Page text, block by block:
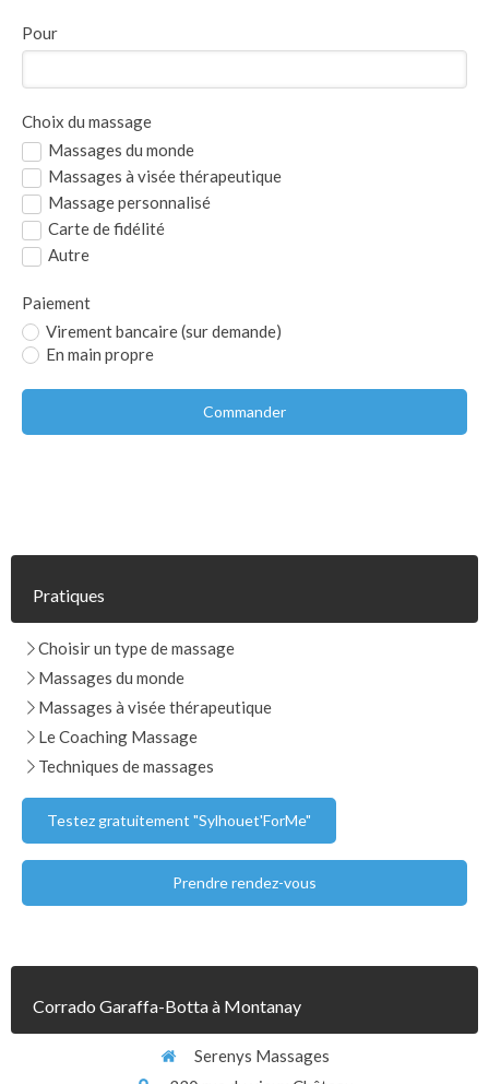
Pour
Choix du massage
Massages du monde
Massages à visée thérapeutique
Massage personnalisé
Carte de fidélité
Autre
Paiement
Virement bancaire (sur demande)
En main propre
Commander
Pratiques
Choisir un type de massage
Massages du monde
Massages à visée thérapeutique
Le Coaching Massage
Techniques de massages
Testez gratuitement "Sylhouet'ForMe"
Prendre rendez-vous
Corrado Garaffa-Botta à Montanay
Serenys Massages